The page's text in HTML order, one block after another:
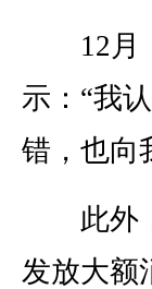
12月，
示：“我
错，也向
此外，
发放大额